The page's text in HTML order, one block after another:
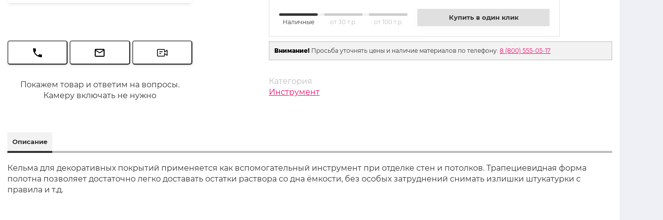
Покажем товар и ответим на вопросы.
Камеру включать не нужно
Наличные от 30 т.р. от 100 т.р.
Купить в один клик
Внимание! Просьба уточнять цены и наличие материалов по телефону: 8 (800) 555-05-17
Категория
Инструмент
Описание
Кельма для декоративных покрытий применяется как вспомогательный инструмент при отделке стен и потолков. Трапециевидная форма
полотна позволяет достаточно легко доставать остатки раствора со дна ёмкости, без особых затруднений снимать излишки штукатурки с
правила и т.д.